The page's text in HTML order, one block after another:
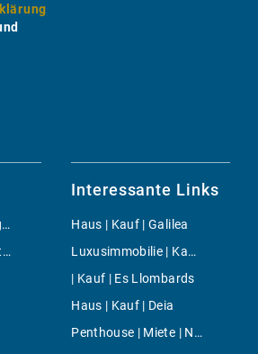
Nutzungsbedingungen
Allgemeine Geschäftsbedingungen
Interessante Links
Haus | Kauf | Galilea
Luxusimmobilie | Kauf | Cala Mondrago
| Kauf | Es Llombards
Haus | Kauf | Deia
Penthouse | Miete | Northeast Countryside